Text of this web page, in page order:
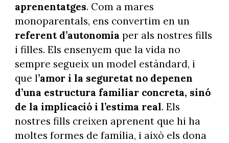
aprenentatges. Com a mares
monoparentals, ens convertim en un
referent d’autonomia per als nostres fills
i filles. Els ensenyem que la vida no
sempre segueix un model estàndard, i
que l’amor i la seguretat no depenen
d’una estructura familiar concreta, sinó
de la implicació i l’estima real. Els
nostres fills creixen aprenent que hi ha
moltes formes de família, i això els dona